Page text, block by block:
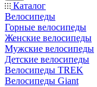
Каталог
Велосипеды
Горные велосипеды
Женские велосипеды
Мужские велосипеды
Детские велосипеды
Велосипеды TREK
Велосипеды Giant